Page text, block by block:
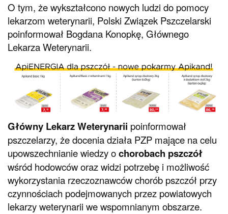
O tym, że wykształcono nowych ludzi do pomocy
lekarzom weterynarii, Polski Związek Pszczelarski
poinformował Bogdana Konopkę, Głównego
Lekarza Weterynarii.
Główny Lekarz Weterynarii poinformował
pszczelarzy, że docenia działa PZP mające na celu
upowszechnianie wiedzy ochorobach pszczół
wśród hodowców oraz widzi potrzebę i możliwość
wykorzystania rzeczoznawców chorób pszczół przy
czynnościach podejmowanych przez powiatowych
lekarzy weterynarii we wspomnianym obszarze.